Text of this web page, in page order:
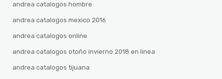
andrea catalogos hombre
andrea catalogos mexico 2016
andrea catalogos online
andrea catalogos otoño invierno 2018 en linea
andrea catalogos tijuana